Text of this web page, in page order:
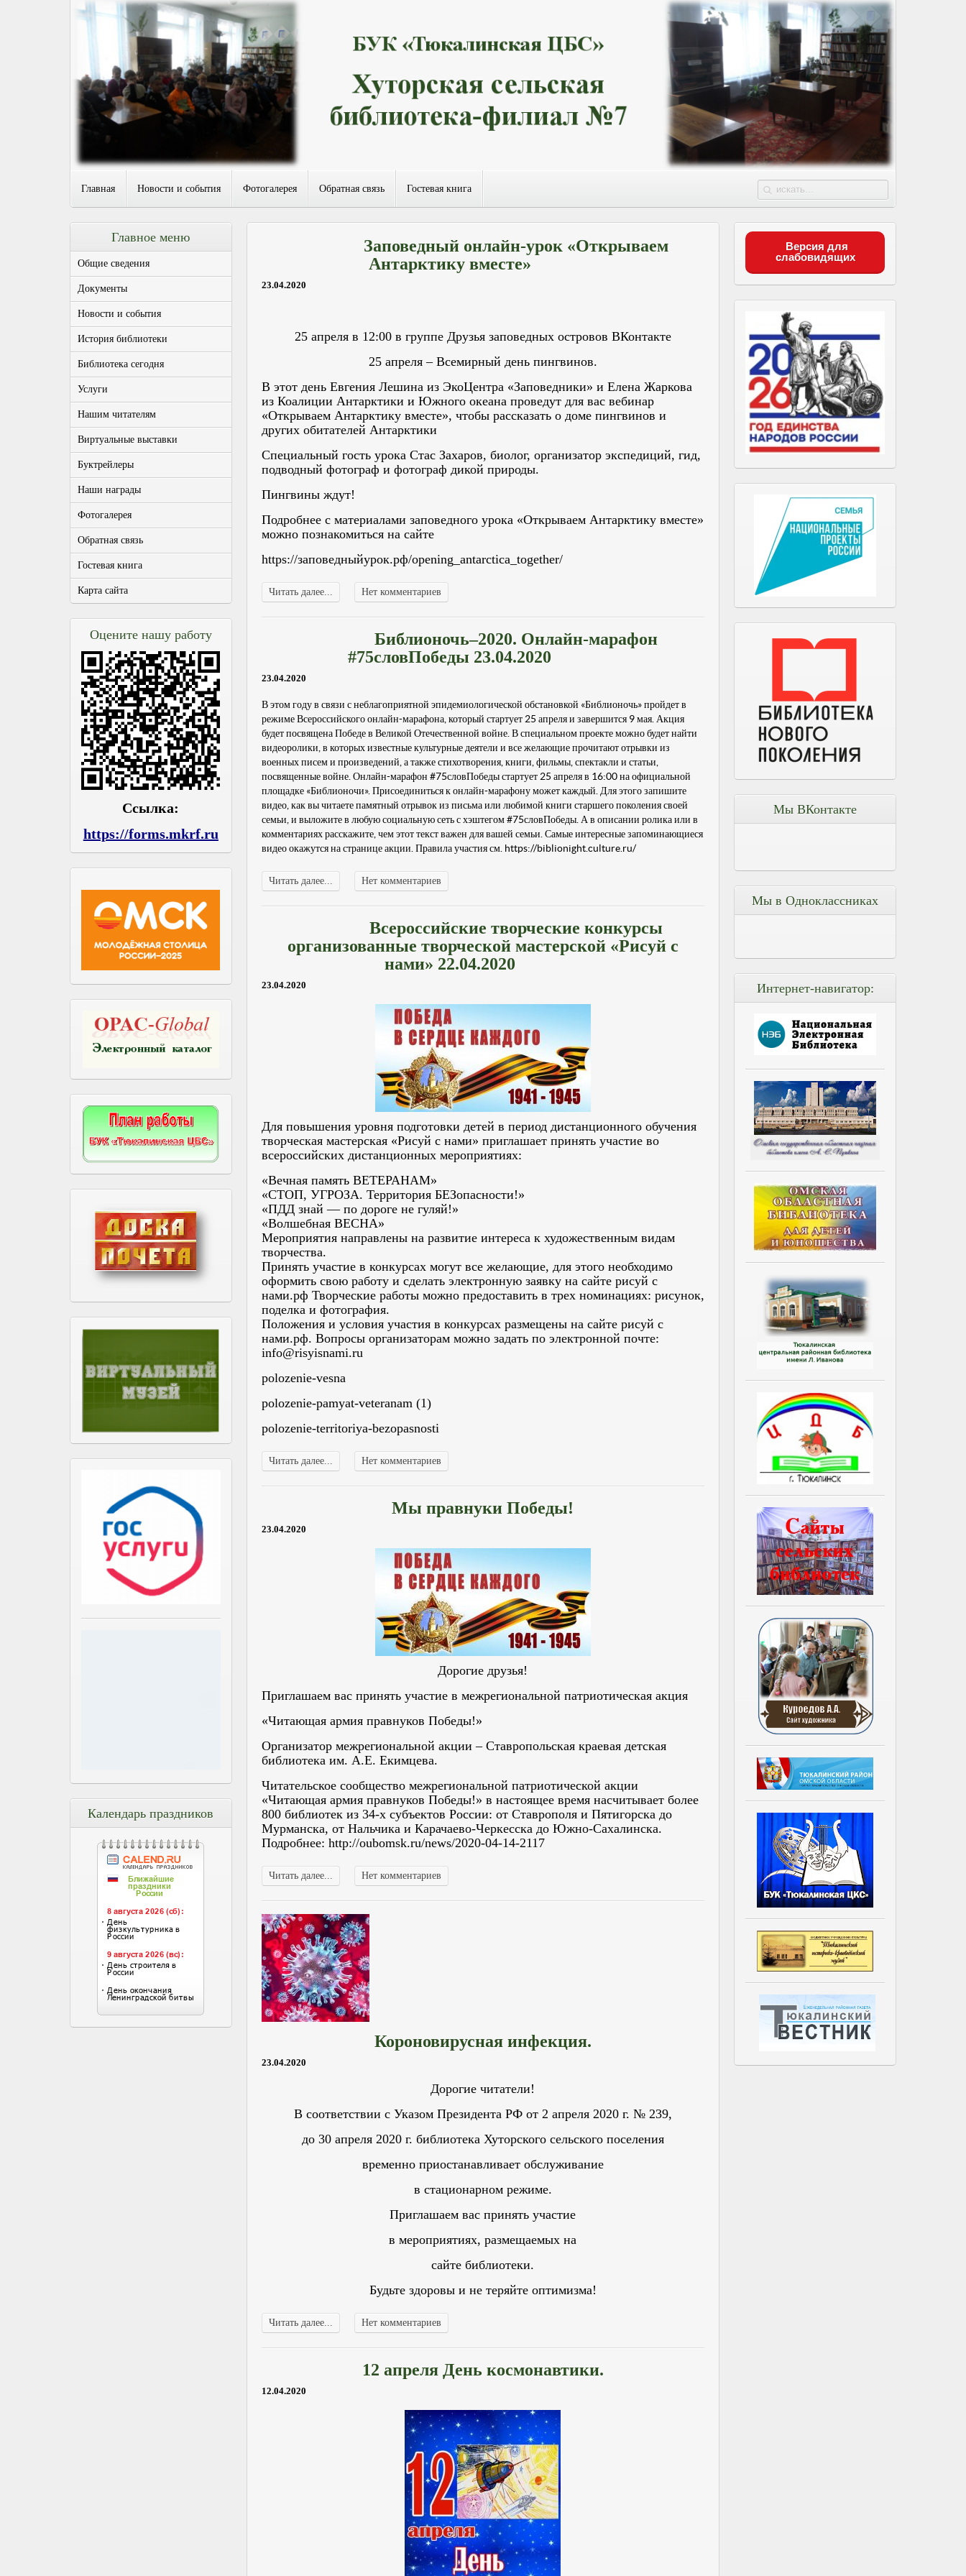
Главная Новости и события Фотогалерея Обратная связь Гостевая книга
Заповедный онлайн-урок «Открываем
Антарктику вместе»
23.04.2020
25 апреля в 12:00 в группе Друзья заповедных островов ВКонтакте
25 апреля – Всемирный день пингвинов.
В этот день Евгения Лешина из ЭкоЦентра «Заповедники» и Елена Жаркова
из Коалиции Антарктики и Южного океана проведут для вас вебинар
«Открываем Антарктику вместе», чтобы рассказать о доме пингвинов и
других обитателей Антарктики
Специальный гость урока Стас Захаров, биолог, организатор экспедиций, гид,
подводный фотограф и фотограф дикой природы.
Пингвины ждут!
Подробнее с материалами заповедного урока «Открываем Антарктику вместе»
можно познакомиться на сайте
https://заповедныйурок.рф/opening_antarctica_together/
Читать далее... Нет комментариев
Библионочь–2020. Онлайн-марафон
#75словПобеды 23.04.2020
23.04.2020
В этом году в связи с неблагоприятной эпидемиологической обстановкой «Библионочь» пройдет в
режиме Всероссийского онлайн-марафона, который стартует 25 апреля и завершится 9 мая. Акция
будет посвящена Победе в Великой Отечественной войне. В специальном проекте можно будет найти
видеоролики, в которых известные культурные деятели и все желающие прочитают отрывки из
военных писем и произведений, а также стихотворения, книги, фильмы, спектакли и статьи,
посвященные войне. Онлайн-марафон #75словПобеды стартует 25 апреля в 16:00 на официальной
площадке «Библионочи». Присоединиться к онлайн-марафону может каждый. Для этого запишите
видео, как вы читаете памятный отрывок из письма или любимой книги старшего поколения своей
семьи, и выложите в любую социальную сеть с хэштегом #75словПобеды. А в описании ролика или в
комментариях расскажите, чем этот текст важен для вашей семьи. Самые интересные запоминающиеся
видео окажутся на странице акции. Правила участия см. https://biblionight.culture.ru/
Читать далее... Нет комментариев
Всероссийские творческие конкурсы
организованные творческой мастерской «Рисуй с
нами» 22.04.2020
23.04.2020
Для повышения уровня подготовки детей в период дистанционного обучения
творческая мастерская «Рисуй с нами» приглашает принять участие во
всероссийских дистанционных мероприятиях:
«Вечная память ВЕТЕРАНАМ»
«СТОП, УГРОЗА. Территория БЕЗопасности!»
«ПДД знай — по дороге не гуляй!»
«Волшебная ВЕСНА»
Мероприятия направлены на развитие интереса к художественным видам
творчества.
Принять участие в конкурсах могут все желающие, для этого необходимо
оформить свою работу и сделать электронную заявку на сайте рисуй с
нами.рф Творческие работы можно предоставить в трех номинациях: рисунок,
поделка и фотография.
Положения и условия участия в конкурсах размещены на сайте рисуй с
нами.рф. Вопросы организаторам можно задать по электронной почте:
info@risyisnami.ru
polozenie-vesna
polozenie-pamyat-veteranam (1)
polozenie-territoriya-bezopasnosti
Читать далее... Нет комментариев
Мы правнуки Победы!
23.04.2020
Дорогие друзья!
Приглашаем вас принять участие в межрегиональной патриотическая акция
«Читающая армия правнуков Победы!»
Организатор межрегиональной акции – Ставропольская краевая детская
библиотека им. А.Е. Екимцева.
Читательское сообщество межрегиональной патриотической акции
«Читающая армия правнуков Победы!» в настоящее время насчитывает более
800 библиотек из 34-х субъектов России: от Ставрополя и Пятигорска до
Мурманска, от Нальчика и Карачаево-Черкесска до Южно-Сахалинска.
Подробнее: http://oubomsk.ru/news/2020-04-14-2117
Читать далее... Нет комментариев
Короновирусная инфекция.
23.04.2020
Дорогие читатели!
В соответствии с Указом Президента РФ от 2 апреля 2020 г. № 239,
до 30 апреля 2020 г. библиотека Хуторского сельского поселения
временно приостанавливает обслуживание
в стационарном режиме.
Приглашаем вас принять участие
в мероприятиях, размещаемых на
сайте библиотеки.
Будьте здоровы и не теряйте оптимизма!
Читать далее... Нет комментариев
12 апреля День космонавтики.
12.04.2020
Главное меню
Общие сведения
Документы
Новости и события
История библиотеки
Библиотека сегодня
Услуги
Нашим читателям
Виртуальные выставки
Буктрейлеры
Наши награды
Фотогалерея
Обратная связь
Гостевая книга
Карта сайта
Оцените нашу работу
Ссылка:
https://forms.mkrf.ru
Календарь праздников
Версия для
слабовидящих
Мы ВКонтакте
Мы в Одноклассниках
Интернет-навигатор: